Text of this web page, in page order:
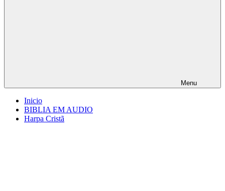
Menu
Inicio
BIBLIA EM AUDIO
Harpa Cristã